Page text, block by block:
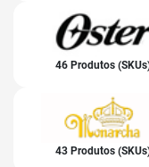
46 Produtos
43 Produtos